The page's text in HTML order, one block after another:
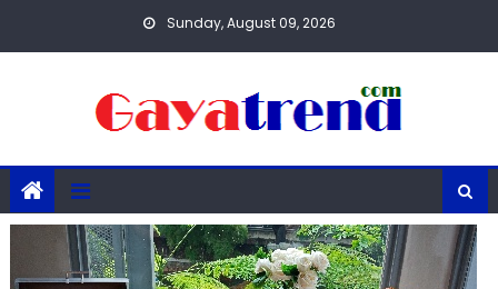
Sunday, August 09, 2026